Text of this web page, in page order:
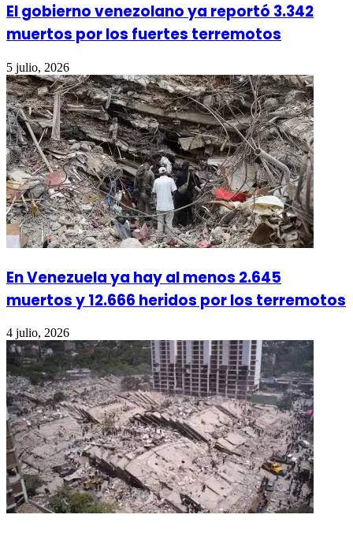
El gobierno venezolano ya reportó 3.342
muertos por los fuertes terremotos
5 julio, 2026
En Venezuela ya hay al menos 2.645
muertos y 12.666 heridos por los terremotos
4 julio, 2026